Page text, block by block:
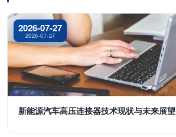
2026-07-27
2026-07-27
新能源汽车高压连接器技术现状与未来展望